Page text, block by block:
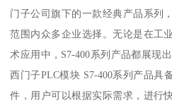
门子公司旗下的一款经典产品系列
范围内众多企业选择。无论是在工
术应用中，S7-400系列产品都展现
西门子PLC模块 S7-400系列产品具
件，用户可以根据实际需求，进行